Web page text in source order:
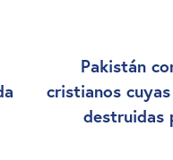
Pakistán
cristianos
destruidas